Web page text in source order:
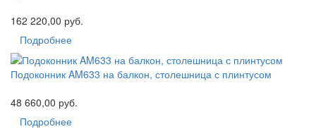
162 220,00 руб.
Подробнее
Подоконник AM633 на балкон, столешница с плинтусом
48 660,00 руб.
Подробнее